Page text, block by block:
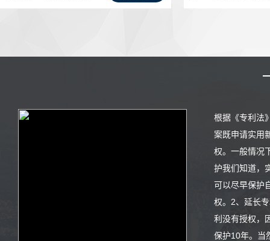
理发
根据《专利法
案既申请实用
权。一般情况
护我们知道，
可以尽早保护
权。2、延长
利没有授权，
保护10年。当